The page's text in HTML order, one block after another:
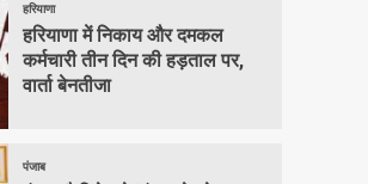
हरियाणा
हरियाणा में निकाय और दमकल
कर्मचारी तीन दिन की हड़ताल पर,
वार्ता बेनतीजा
पंजाब